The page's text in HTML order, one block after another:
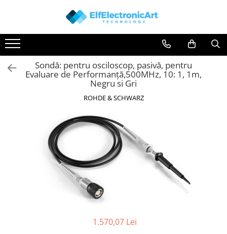
Toate Produsele
Audio
Auto
Instrumente de masura si control
Surse de alimentare
Sondă: pentru osciloscop, pasivă, pentru
Evaluare de Performanță,500MHz, 10: 1, 1m,
Negru si Gri
ROHDE & SCHWARZ
1.570,07 Lei